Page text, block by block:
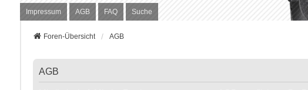
Impressum AGB FAQ Suche
Foren-Übersicht AGB
AGB